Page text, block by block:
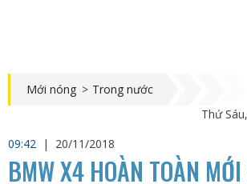
Mới nóng > Trong nước
Thứ
09:42 | 20/11/2018
BMW X4 HOÀN TOÀN MỚI